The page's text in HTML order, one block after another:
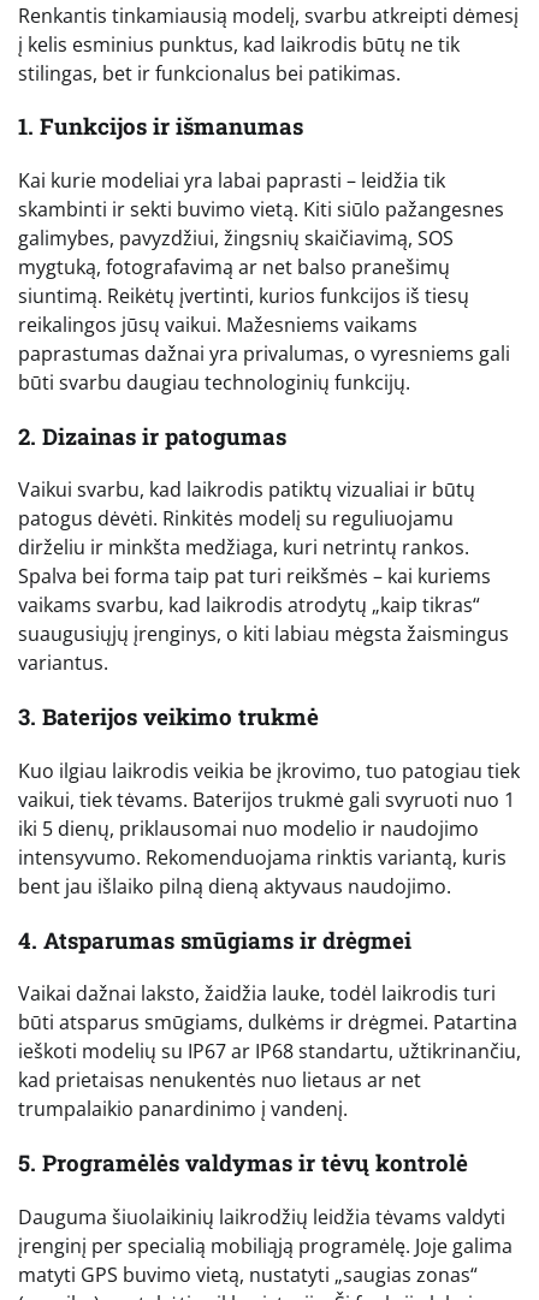
Renkantis tinkamiausią modelį, svarbu atkreipti dėmesį
į kelis esminius punktus, kad laikrodis būtų ne tik
stilingas, bet ir funkcionalus bei patikimas.
1. Funkcijos ir išmanumas
Kai kurie modeliai yra labai paprasti – leidžia tik
skambinti ir sekti buvimo vietą. Kiti siūlo pažangesnes
galimybes, pavyzdžiui, žingsnių skaičiavimą, SOS
mygtuką, fotografavimą ar net balso pranešimų
siuntimą. Reikėtų įvertinti, kurios funkcijos iš tiesų
reikalingos jūsų vaikui. Mažesniems vaikams
paprastumas dažnai yra privalumas, o vyresniems gali
būti svarbu daugiau technologinių funkcijų.
2. Dizainas ir patogumas
Vaikui svarbu, kad laikrodis patiktų vizualiai ir būtų
patogus dėvėti. Rinkitės modelį su reguliuojamu
dirželiu ir minkšta medžiaga, kuri netrintų rankos.
Spalva bei forma taip pat turi reikšmės – kai kuriems
vaikams svarbu, kad laikrodis atrodytų „kaip tikras“
suaugusiųjų įrenginys, o kiti labiau mėgsta žaismingus
variantus.
3. Baterijos veikimo trukmė
Kuo ilgiau laikrodis veikia be įkrovimo, tuo patogiau tiek
vaikui, tiek tėvams. Baterijos trukmė gali svyruoti nuo 1
iki 5 dienų, priklausomai nuo modelio ir naudojimo
intensyvumo. Rekomenduojama rinktis variantą, kuris
bent jau išlaiko pilną dieną aktyvaus naudojimo.
4. Atsparumas smūgiams ir drėgmei
Vaikai dažnai laksto, žaidžia lauke, todėl laikrodis turi
būti atsparus smūgiams, dulkėms ir drėgmei. Patartina
ieškoti modelių su IP67 ar IP68 standartu, užtikrinančiu,
kad prietaisas nenukentės nuo lietaus ar net
trumpalaikio panardinimo į vandenį.
5. Programėlės valdymas ir tėvų kontrolė
Dauguma šiuolaikinių laikrodžių leidžia tėvams valdyti
įrenginį per specialią mobiliąją programėlę. Joje galima
matyti GPS buvimo vietą, nustatyti „saugias zonas“